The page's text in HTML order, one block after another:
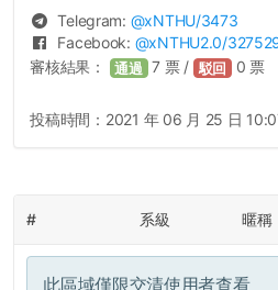
Telegram: @xNTHU/3473
Facebook: @xNTHU2.0/
審核結果： 通過 7 票 / 駁回 0 票
投稿時間： 2021 年 06 月 25 日
# 系級 暱稱
此區域僅限交清使用者查看